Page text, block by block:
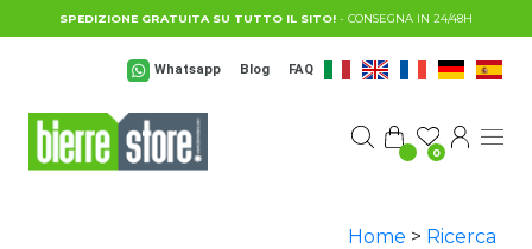
Salta al contenuto principale
SPEDIZIONE GRATUITA SU TUTTO IL SITO! - CONSEGNA IN 24/48H
Whatsapp Blog FAQ
0
Home > Ricerca